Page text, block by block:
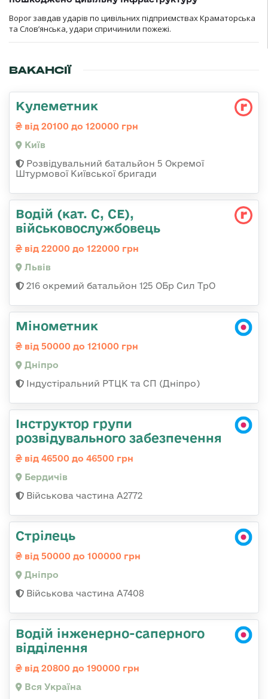
Ворог завдав ударів по цивільних підприємствах Краматорська
та Слов’янська, удари спричинили пожежі.
ВАКАНСІЇ
Кулеметник
від 20100 до 120000 грн
Київ
Розвідувальний батальйон 5 Окремої
Штурмової Київської бригади
Водій (кат. С, СЕ),
військовослужбовець
від 22000 до 122000 грн
Львів
216 окремий батальйон 125 ОБр Сил ТрО
Мінометник
від 50000 до 121000 грн
Дніпро
Індустіральний РТЦК та СП (Дніпро)
Інструктор групи
розвідувального забезпечення
від 46500 до 46500 грн
Бердичів
Військова частина А2772
Стрілець
від 50000 до 100000 грн
Дніпро
Військова частина А7408
Водій інженерно-саперного
відділення
від 20800 до 190000 грн
Вся Україна